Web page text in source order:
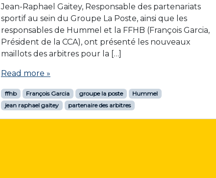
Jean-Raphael Gaitey, Responsable des partenariats
sportif au sein du Groupe La Poste, ainsi que les
responsables de Hummel et la FFHB (François Garcia,
Président de la CCA), ont présenté les nouveaux
maillots des arbitres pour la […]
Read more »
ffhb François Garcia groupe la poste
Hummel
jean raphael gaitey
partenaire des arbitres